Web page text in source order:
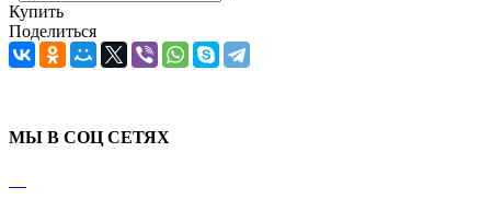
Купить
Поделиться
МЫ В СОЦ СЕТЯХ